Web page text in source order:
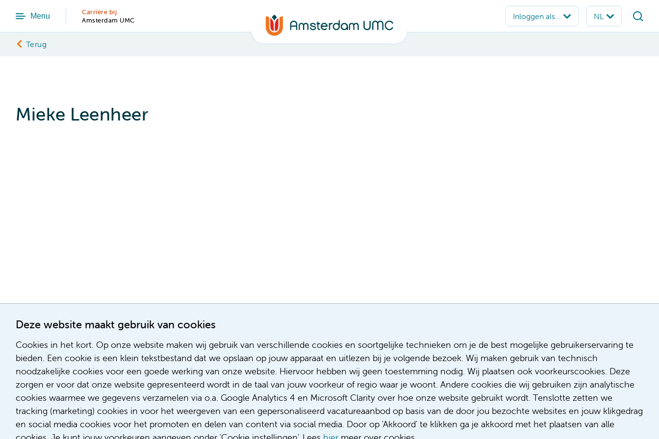
Deze website maakt gebruik van cookies
Cookies in het kort. Op onze website maken wij gebruik van verschillende cookies en soortgelijke technieken om je de best mogelijke gebruikerservaring te
bieden. Een cookie is een klein tekstbestand dat we opslaan op jouw apparaat en uitlezen bij je volgende bezoek. Wij maken gebruik van technisch
noodzakelijke cookies voor een goede werking van onze website. Hiervoor hebben wij geen toestemming nodig. Wij plaatsen ook voorkeurscookies. Deze
zorgen er voor dat onze website gepresenteerd wordt in de taal van jouw voorkeur of regio waar je woont. Andere cookies die wij gebruiken zijn analytische
cookies waarmee we gegevens verzamelen via o.a. Google Analytics 4 en Microsoft Clarity over hoe onze website gebruikt wordt. Tenslotte zetten we
tracking (marketing) cookies in voor het weergeven van een gepersonaliseerd vacatureaanbod op basis van de door jou bezochte websites en jouw klikgedrag
en social media cookies voor het promoten en delen van content via social media. Door op 'Akkoord' te klikken ga je akkoord met het plaatsen van alle
Menu
Carrière bij
Amsterdam UMC
Terug
Mieke Leenheer
Meest recente vacatures
Assistent infectiepreventie
Facilitair Coördinator
Adviseur (patiënten)voeding met een
focus op duurzame voeding
Fellow abdominale radiologie
Meer
Solliciteren
Over ons
Diversiteit & inclusie
Gedragscode
Klacht/feedback
Compliment/suggestie